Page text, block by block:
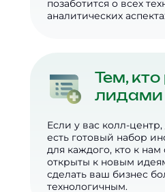
позаботится о всех
аналитических
Тем,
лидами
Если у вас колл-
есть готовый набор
для каждого, кто к
открыты к новым
сделать ваш бизнес
технологичным.